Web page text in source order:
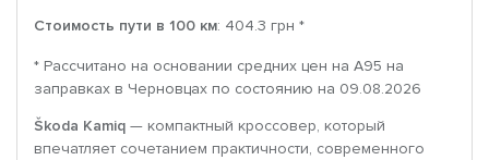
Стоимость пути в 100 км: 404.3 грн *
* Рассчитано на основании средних цен на A95 на
заправках в Черновцах по состоянию на 09.08.2026
Škoda Kamiq — компактный кроссовер, который
впечатляет сочетанием практичности, современного